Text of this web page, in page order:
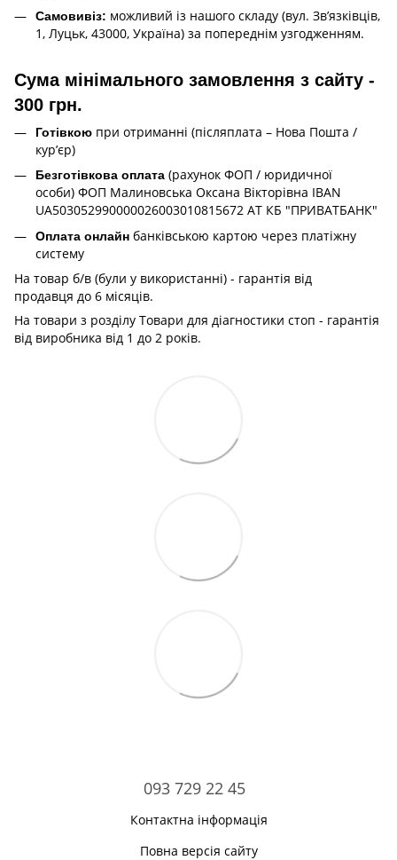
Самовивіз: можливий із нашого складу (вул. Зв’язківців,
1, Луцьк, 43000, Україна) за попереднім узгодженням.
Сума мінімального замовлення з сайту -
300 грн.
Готівкою при отриманні (післяплата – Нова Пошта /
кур’єр)
Безготівкова оплата (рахунок ФОП / юридичної
особи) ФОП Малиновська Оксана Вікторівна IBAN
UA503052990000026003010815672 АТ КБ "ПРИВАТБАНК"
Оплата онлайн банківською картою через платіжну
систему
На товар б/в (були у використанні) - гарантія від
продавця до 6 місяців.
На товари з розділу Товари для діагностики стоп - гарантія
від виробника від 1 до 2 років.
093 729 22 45
Контактна інформація
Повна версія сайту